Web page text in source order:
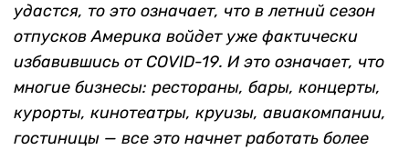
удастся, то это означает, что в летний сезон
отпусков Америка войдет уже фактически
избавившись отCOVID-19. И это означает, что
многие бизнесы: рестораны, бары, концерты,
курорты, кинотеатры, круизы, авиакомпании,
гостиницы — все это начнет работать более